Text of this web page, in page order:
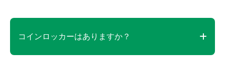
当園の飲食施設ではアレルギー対応を行っておりま
本来その商品に使用しない食材が調理時に付着混入
する可能性があります。絶対的なものではありませ
コインロッカーはありますか？